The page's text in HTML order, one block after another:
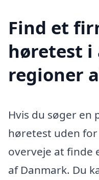
Find et
høretest i
regioner
Hvis du søger en
høretest uden
overveje at finde
af Danmark. Du